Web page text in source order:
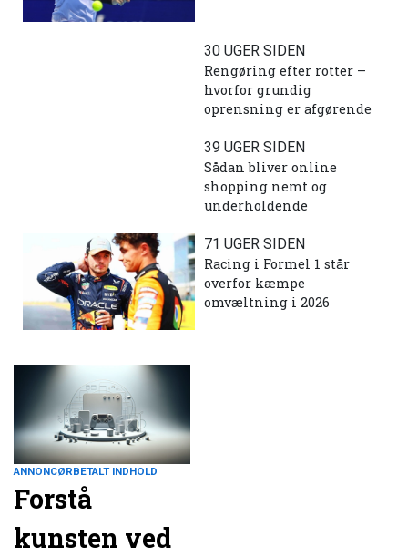
30 UGER SIDEN
Rengøring efter rotter –
hvorfor grundig
oprensning er afgørende
39 UGER SIDEN
Sådan bliver online
shopping nemt og
underholdende
71 UGER SIDEN
Racing i Formel 1 står
overfor kæmpe
omvæltning i 2026
ANNONCØRBETALT INDHOLD
Forstå
kunsten ved